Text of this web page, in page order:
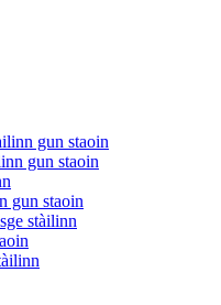
gun staoin
gun staoin
gun staoin
stàilinn